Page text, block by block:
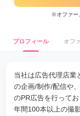
※オファー
プロフィール オフ
当社は広告代理店業
の企画/制作/配信や
のPR広告を行ってお
年間100本以上の撮